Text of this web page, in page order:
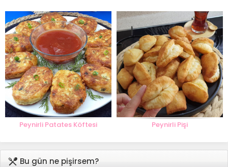
Peynirli Patates Köftesi Peynirli Pişi
Bu gün ne pişirsem?